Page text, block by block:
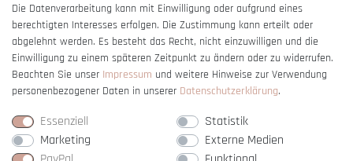
Vertrag widerrufen
Die Datenverarbeitung kann mit Einwilligung oder aufgrund eines
berechtigten Interesses erfolgen. Die Zustimmung kann erteilt oder
abgelehnt werden. Es besteht das Recht, nicht einzuwilligen und die
Einwilligung zu einem späteren Zeitpunkt zu ändern oder zu widerrufen.
Beachten Sie unser Impressum und weitere Hinweise zur Verwendung
personenbezogener Daten in unserer Daten­schutz­erklärung.
Essenziell
Statistik
Marketing
Externe Medien